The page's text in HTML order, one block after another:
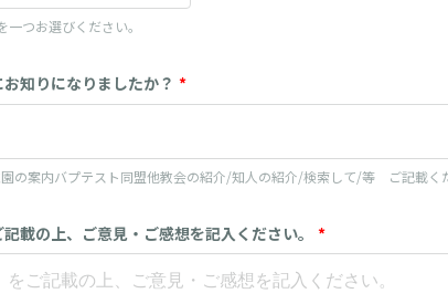
つお選びください。
知りになりましたか？ *
の案内バプテスト同盟他教会の紹介/知人の紹介/検索して/等 ご記載く
載の上、ご意見・ご感想を記入ください。 *